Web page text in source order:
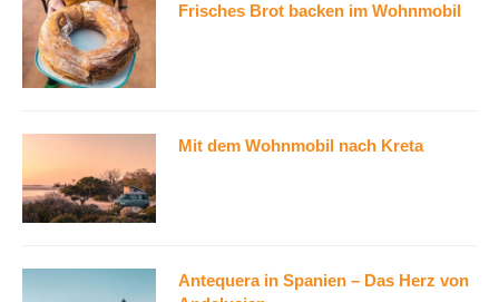
Frisches Brot backen im Wohnmobil
Mit dem Wohnmobil nach Kreta
Antequera in Spanien – Das Herz von